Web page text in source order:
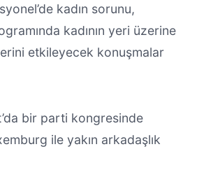
kadın sorunu,
kadının yeri üzerine
etkileyecek konuşmalar
bir parti kongresinde
ile yakın arkadaşlık